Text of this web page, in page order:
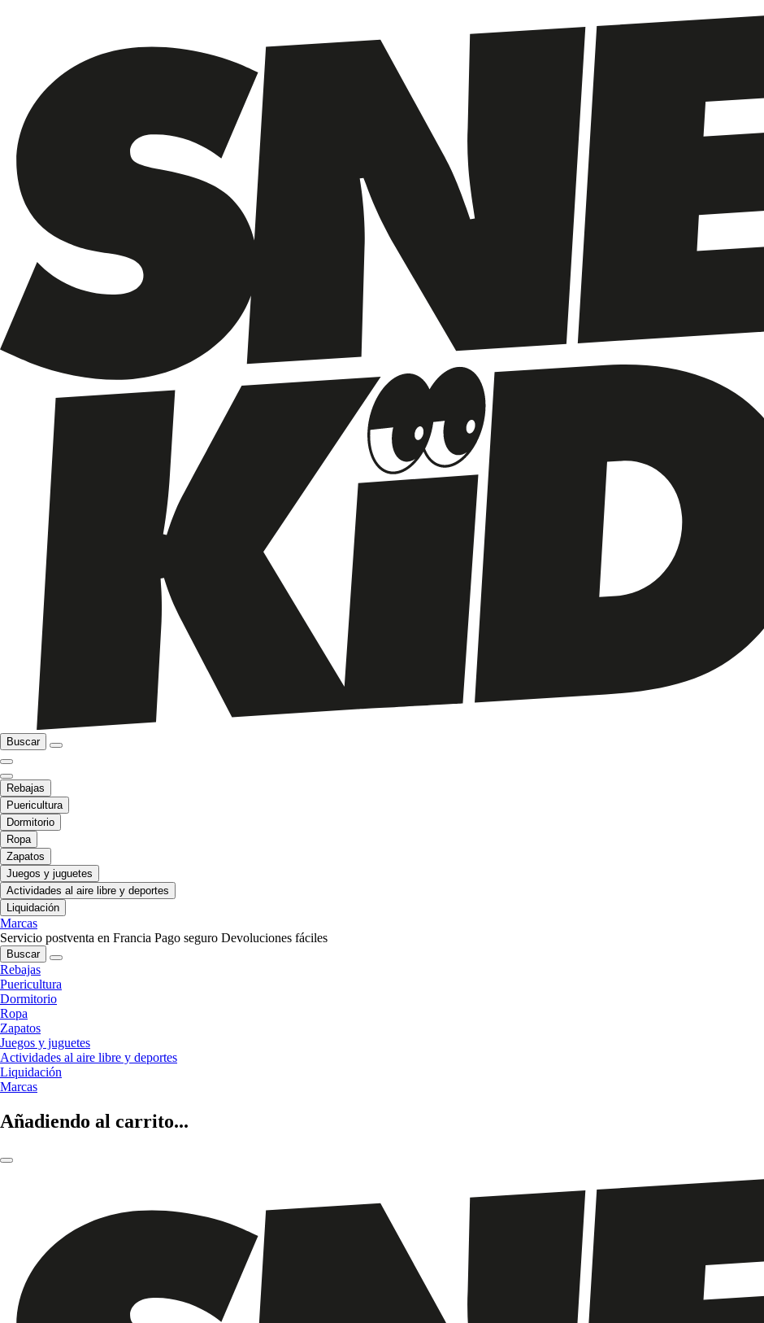
Buscar
Rebajas
Puericultura
Dormitorio
Ropa
Zapatos
Juegos y juguetes
Actividades al aire libre y deportes
Liquidación
Marcas
Servicio postventa en Francia Pago seguro Devoluciones fáciles
Buscar
Rebajas
Puericultura
Dormitorio
Ropa
Zapatos
Juegos y juguetes
Actividades al aire libre y deportes
Liquidación
Marcas
Añadiendo al carrito...